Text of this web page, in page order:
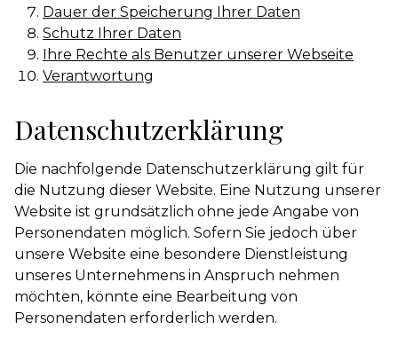
Dauer der Speicherung Ihrer Daten
Schutz Ihrer Daten
Ihre Rechte als Benutzer unserer Webseite
Verantwortung
Datenschutzerklärung
Die nachfolgende Datenschutzerklärung gilt für
die Nutzung dieser Website. Eine Nutzung unserer
Website ist grundsätzlich ohne jede Angabe von
Personendaten möglich. Sofern Sie jedoch über
unsere Website eine besondere Dienstleistung
unseres Unternehmens in Anspruch nehmen
möchten, könnte eine Bearbeitung von
Personendaten erforderlich werden.